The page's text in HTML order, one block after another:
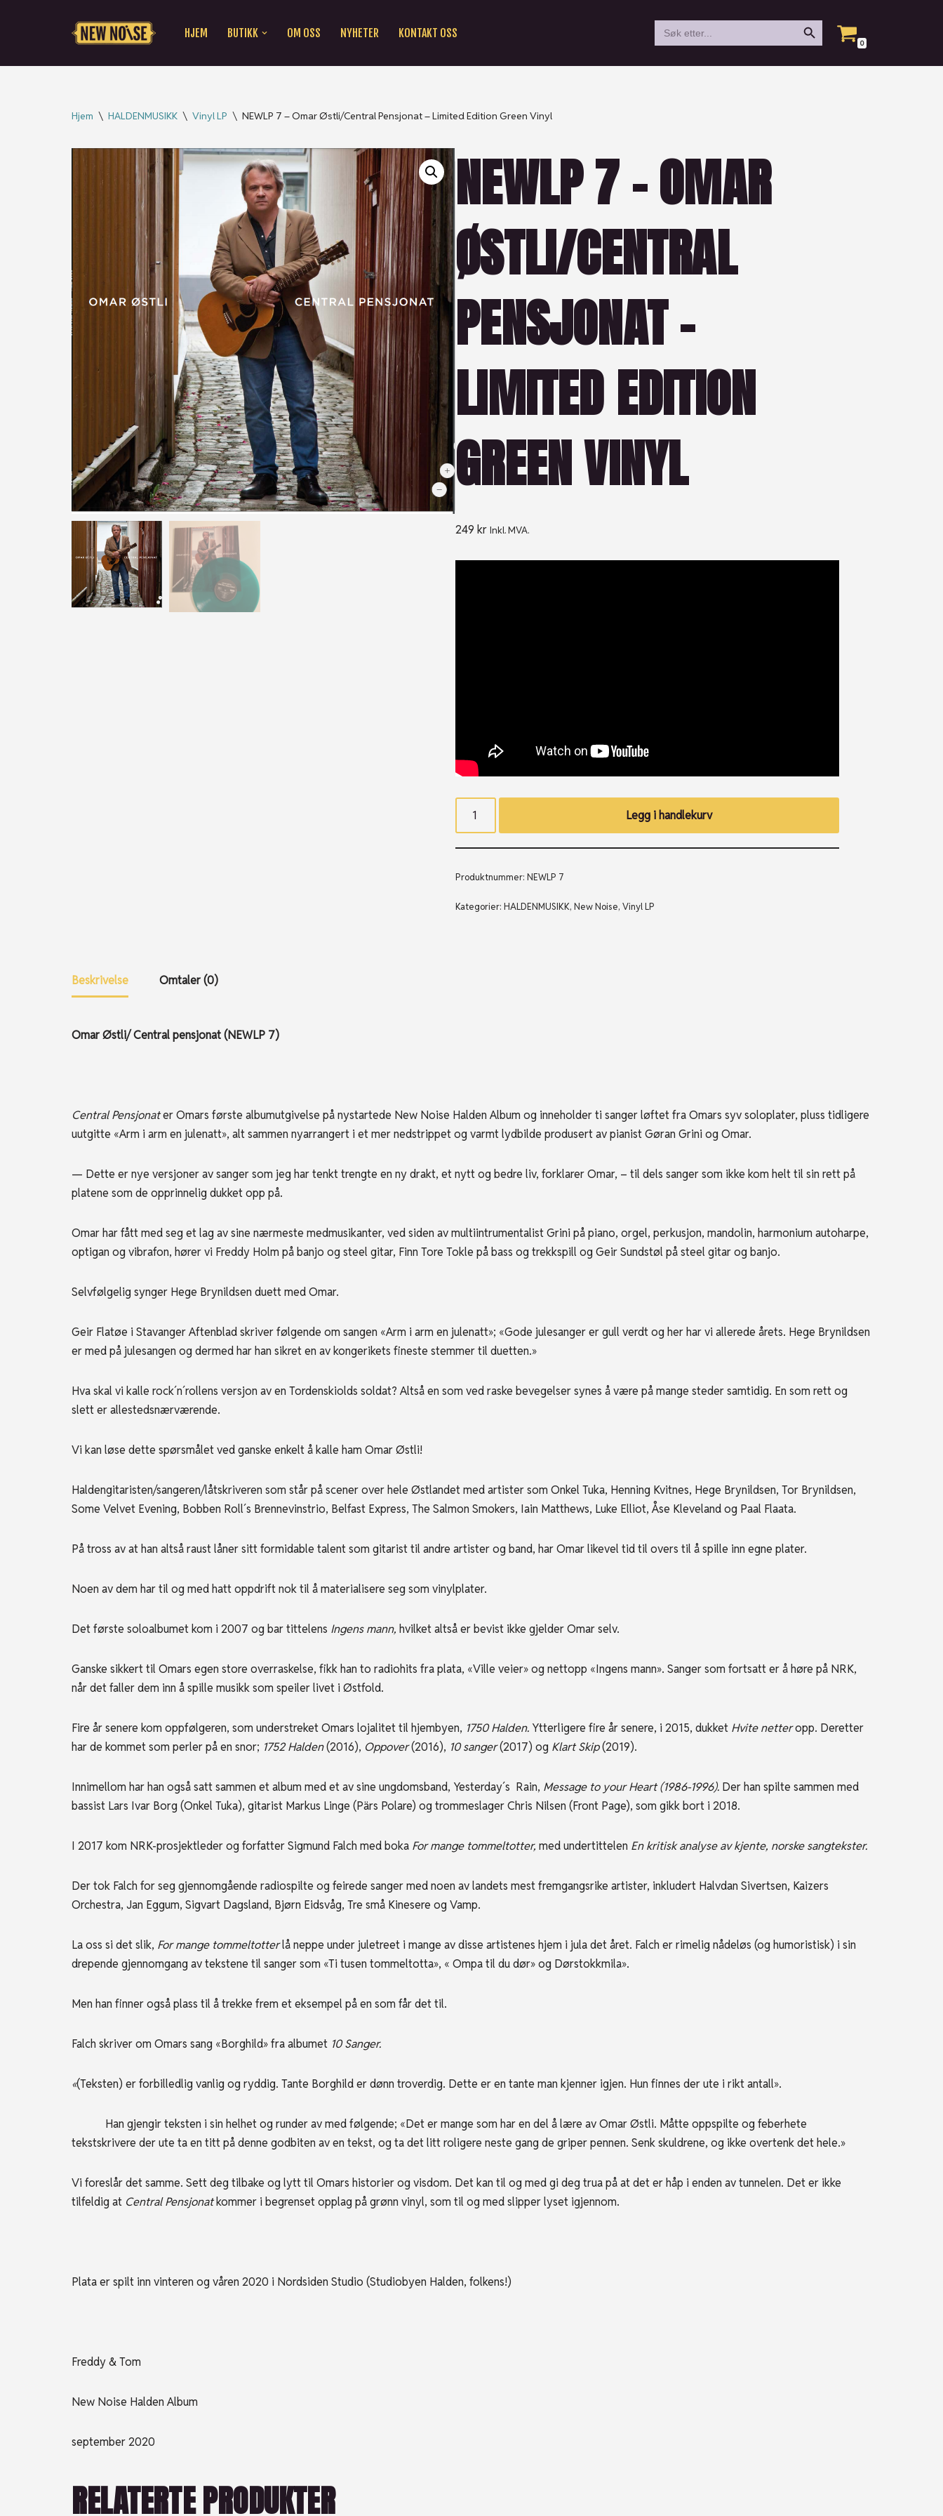
HJEM BUTIKK OM OSS NYHETER KONTAKT OSS
Search
for:
Search Button
0
Hjem \ HALDENMUSIKK \ Vinyl LP \ NEWLP 7 – Omar Østli/Central Pensjonat – Limited Edition Green Vinyl
NEWLP 7 – OMAR
ØSTLI/CENTRAL
PENSJONAT –
LIMITED EDITION
GREEN VINYL
249 kr Inkl. MVA.
Legg i handlekurv
Produktnummer:NEWLP 7
Kategorier:HALDENMUSIKK,New Noise,Vinyl LP
Beskrivelse Omtaler (0)
Omar Østli/ Central pensjonat (NEWLP 7)
Central Pensjonater Omars første albumutgivelse på nystartede New Noise Halden Album og inneholder ti sanger løftet fra Omars syv soloplater, pluss tidligere
uutgitte «Arm i arm en julenatt», alt sammen nyarrangert i et mer nedstrippet og varmt lydbilde produsert av pianist Gøran Grini og Omar.
— Dette er nye versjoner av sanger som jeg har tenkt trengte en ny drakt, et nytt og bedre liv, forklarer Omar, – til dels sanger som ikke kom helt til sin rett på
platene som de opprinnelig dukket opp på.
Omar har fått med seg et lag av sine nærmeste medmusikanter, ved siden av multiintrumentalist Grini på piano, orgel, perkusjon, mandolin, harmonium autoharpe,
optigan og vibrafon, hører vi Freddy Holm på banjo og steel gitar, Finn Tore Tokle på bass og trekkspill og Geir Sundstøl på steel gitar og banjo.
Selvfølgelig synger Hege Brynildsen duett med Omar.
Geir Flatøe i Stavanger Aftenblad skriver følgende om sangen «Arm i arm en julenatt»; «Gode julesanger er gull verdt og her har vi allerede årets. Hege Brynildsen
er med på julesangen og dermed har han sikret en av kongerikets fineste stemmer til duetten.»
Hva skal vi kalle rock´n´rollens versjon av en Tordenskiolds soldat? Altså en som ved raske bevegelser synes å være på mange steder samtidig. En som rett og
slett er allestedsnærværende.
Vi kan løse dette spørsmålet ved ganske enkelt å kalle ham Omar Østli!
Haldengitaristen/sangeren/låtskriveren som står på scener over hele Østlandet med artister som Onkel Tuka, Henning Kvitnes, Hege Brynildsen, Tor Brynildsen,
Some Velvet Evening, Bobben Roll´s Brennevinstrio, Belfast Express, The Salmon Smokers, Iain Matthews, Luke Elliot, Åse Kleveland og Paal Flaata.
På tross av at han altså raust låner sitt formidable talent som gitarist til andre artister og band, har Omar likevel tid til overs til å spille inn egne plater.
Noen av dem har til og med hatt oppdrift nok til å materialisere seg som vinylplater.
Det første soloalbumet kom i 2007 og bar tittelens Ingens mann, hvilket altså er bevist ikke gjelder Omar selv.
Ganske sikkert til Omars egen store overraskelse, fikk han to radiohits fra plata, «Ville veier» og nettopp «Ingens mann». Sanger som fortsatt er å høre på NRK,
når det faller dem inn å spille musikk som speiler livet i Østfold.
Fire år senere kom oppfølgeren, som understreket Omars lojalitet til hjembyen, 1750 Halden. Ytterligere fire år senere, i 2015, dukket Hvite netteropp. Deretter
har de kommet som perler på en snor; 1752 Halden(2016), Oppover(2016), 10 sanger(2017) og Klart Skip(2019).
Innimellom har han også satt sammen et album med et av sine ungdomsband, Yesterday´s Rain, Message to your Heart (1986-1996). Der han spilte sammen med
bassist Lars Ivar Borg (Onkel Tuka), gitarist Markus Linge (Pärs Polare) og trommeslager Chris Nilsen (Front Page), som gikk bort i 2018.
I 2017 kom NRK-prosjektleder og forfatter Sigmund Falch med boka For mange tommeltotter, med undertittelen En kritisk analyse av kjente, norske sangtekster.
Der tok Falch for seg gjennomgående radiospilte og feirede sanger med noen av landets mest fremgangsrike artister, inkludert Halvdan Sivertsen, Kaizers
Orchestra, Jan Eggum, Sigvart Dagsland, Bjørn Eidsvåg, Tre små Kinesere og Vamp.
La oss si det slik, For mange tommeltotterlå neppe under juletreet i mange av disse artistenes hjem i jula det året. Falch er rimelig nådeløs (og humoristisk) i sin
drepende gjennomgang av tekstene til sanger som «Ti tusen tommeltotta», « Ompa til du dør» og Dørstokkmila».
Men han finner også plass til å trekke frem et eksempel på en som får det til.
Falch skriver om Omars sang «Borghild» fra albumet 10 Sanger.
«(Teksten) er forbilledlig vanlig og ryddig. Tante Borghild er dønn troverdig. Dette er en tante man kjenner igjen. Hun finnes der ute i rikt antall».
Han gjengir teksten i sin helhet og runder av med følgende; «Det er mange som har en del å lære av Omar Østli. Måtte oppspilte og feberhete
tekstskrivere der ute ta en titt på denne godbiten av en tekst, og ta det litt roligere neste gang de griper pennen. Senk skuldrene, og ikke overtenk det hele.»
Vi foreslår det samme. Sett deg tilbake og lytt til Omars historier og visdom. Det kan til og med gi deg trua på at det er håp i enden av tunnelen. Det er ikke
tilfeldig at Central Pensjonatkommer i begrenset opplag på grønn vinyl, som til og med slipper lyset igjennom.
Plata er spilt inn vinteren og våren 2020 i Nordsiden Studio (Studiobyen Halden, folkens!)
Freddy & Tom
New Noise Halden Album
september 2020
RELATERTE PRODUKTER